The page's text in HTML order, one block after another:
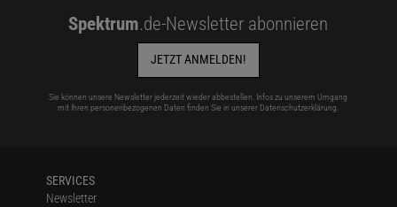
Spektrum.de-Newsletter abonnieren
JETZT ANMELDEN!
Sie können unsere Newsletter jederzeit wieder abbestellen. Infos zu unserem Umgang
mit Ihren personenbezogenen Daten finden Sie in unserer Datenschutzerklärung.
SERVICES
Newsletter